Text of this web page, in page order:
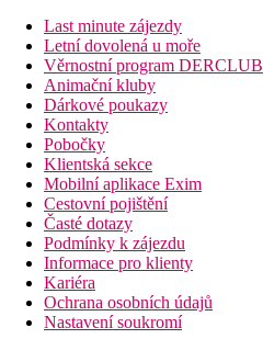
Last minute zájezdy
Letní dovolená u moře
Věrnostní program DERCLUB
Animační kluby
Dárkové poukazy
Kontakty
Pobočky
Klientská sekce
Mobilní aplikace Exim
Cestovní pojištění
Časté dotazy
Podmínky k zájezdu
Informace pro klienty
Kariéra
Ochrana osobních údajů
Nastavení soukromí